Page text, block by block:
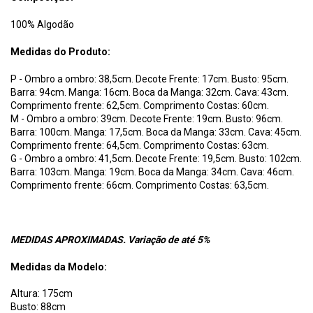
100% Algodão
Medidas do Produto:
P - Ombro a ombro: 38,5cm. Decote Frente: 17cm. Busto: 95cm.
Barra: 94cm. Manga: 16cm. Boca da Manga: 32cm. Cava: 43cm.
Comprimento frente: 62,5cm. Comprimento Costas: 60cm.
M - Ombro a ombro: 39cm. Decote Frente: 19cm. Busto: 96cm.
Barra: 100cm. Manga: 17,5cm. Boca da Manga: 33cm. Cava: 45cm.
Comprimento frente: 64,5cm. Comprimento Costas: 63cm.
G - Ombro a ombro: 41,5cm. Decote Frente: 19,5cm. Busto: 102cm.
Barra: 103cm. Manga: 19cm. Boca da Manga: 34cm. Cava: 46cm.
Comprimento frente: 66cm. Comprimento Costas: 63,5cm.
MEDIDAS APROXIMADAS. Variação de até 5%
Medidas da Modelo:
Altura: 175cm
Busto: 88cm